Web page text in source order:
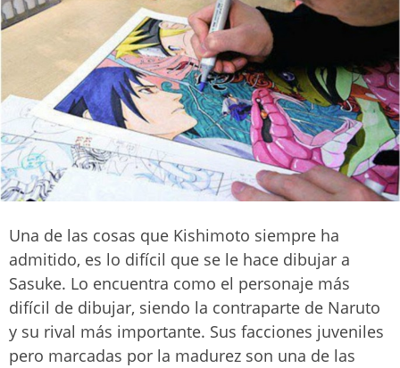
Una de las cosas que Kishimoto siempre ha
admitido, es lo difícil que se le hace dibujar a
Sasuke. Lo encuentra como el personaje más
difícil de dibujar, siendo la contraparte de Naruto
y su rival más importante. Sus facciones juveniles
pero marcadas por la madurez son una de las